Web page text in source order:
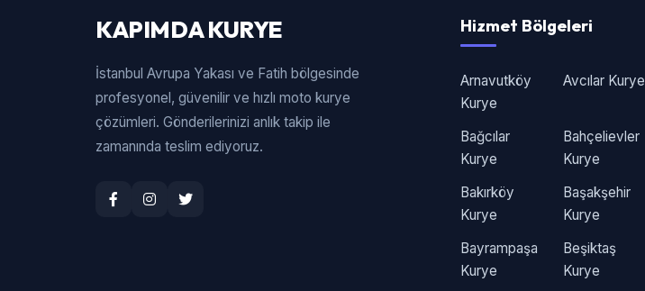
KAPIMDA KURYE
İstanbul Avrupa Yakası ve Fatih bölgesinde
profesyonel, güvenilir ve hızlı moto kurye
çözümleri. Gönderilerinizi anlık takip ile
zamanında teslim ediyoruz.
Hizmet Bölgeleri
Arnavutköy
Kurye
Avcılar Kurye
Bağcılar
Kurye
Bahçelievler
Kurye
Bakırköy
Kurye
Başakşehir
Kurye
Bayrampaşa
Kurye
Beşiktaş
Kurye